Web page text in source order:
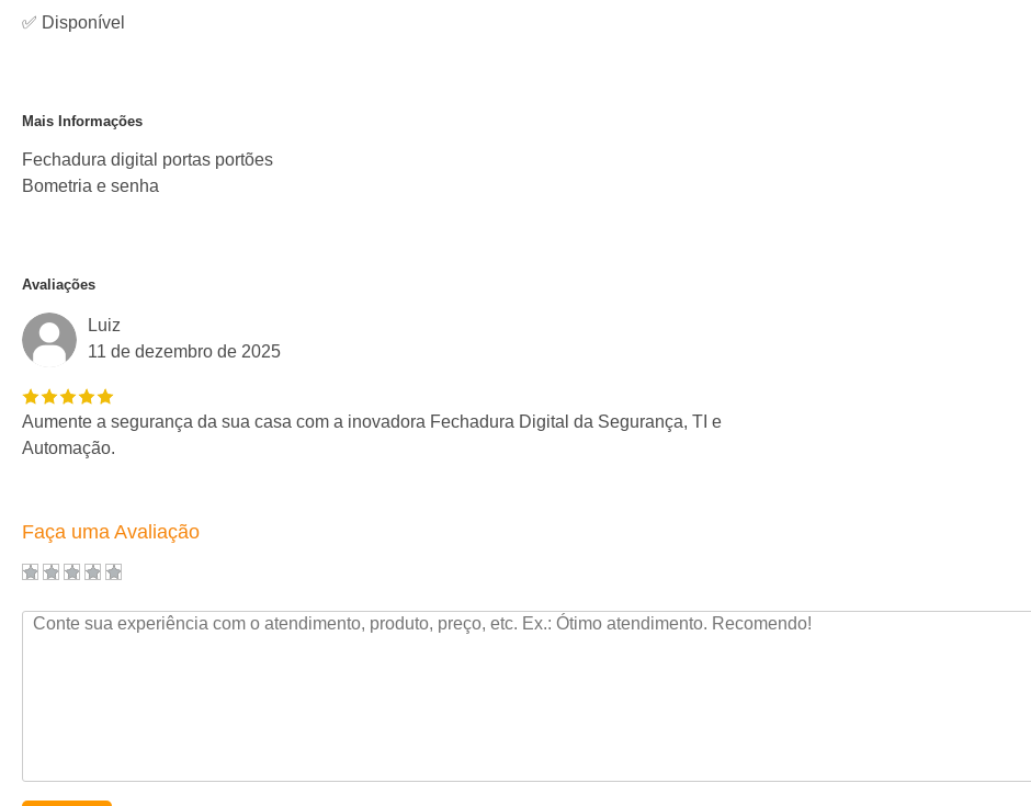
✅ Disponível
Mais Informações
Fechadura digital portas portões
Bometria e senha
Avaliações
Luiz
11 de dezembro de 2025
Aumente a segurança da sua casa com a inovadora Fechadura Digital da Segurança, TI e
Automação.
Faça uma Avaliação